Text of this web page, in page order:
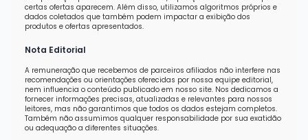
certas ofertas aparecem. Além disso, utilizamos algoritmos próprios e
dados coletados que também podem impactar a exibição dos
produtos e ofertas apresentados.
Nota Editorial
A remuneração que recebemos de parceiros afiliados não interfere nas
recomendações ou orientações oferecidas por nossa equipe editorial,
nem influencia o conteúdo publicado em nosso site. Nos dedicamos a
fornecer informações precisas, atualizadas e relevantes para nossos
leitores, mas não garantimos que todos os dados estejam completos.
Também não assumimos qualquer responsabilidade por sua exatidão
ou adequação a diferentes situações.